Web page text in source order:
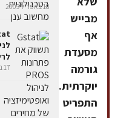
מבייש
אף
מסעדת
גורמה
יוקרתית.
התפריט
18 באפריל 2009
17 באפריל 2012